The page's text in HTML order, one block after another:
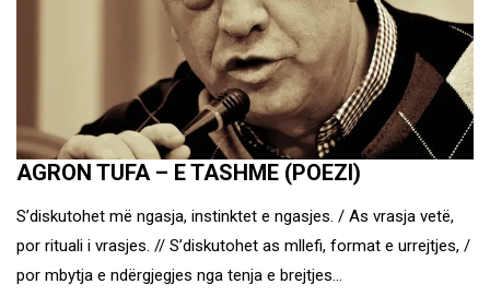
AGRON TUFA – E TASHME (POEZI)
S’diskutohet më ngasja, instinktet e ngasjes. / As vrasja vetë,
por rituali i vrasjes. // S’diskutohet as mllefi, format e urrejtjes, /
por mbytja e ndërgjegjes nga tenja e brejtjes…